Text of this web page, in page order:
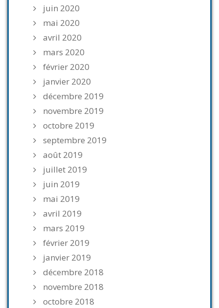
juin 2020
mai 2020
avril 2020
mars 2020
février 2020
janvier 2020
décembre 2019
novembre 2019
octobre 2019
septembre 2019
août 2019
juillet 2019
juin 2019
mai 2019
avril 2019
mars 2019
février 2019
janvier 2019
décembre 2018
novembre 2018
octobre 2018